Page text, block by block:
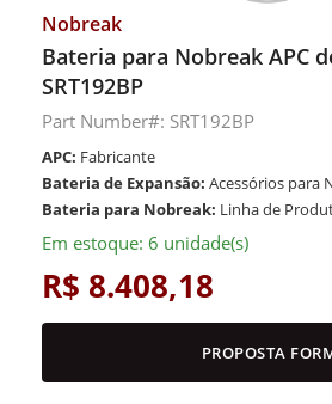
Nobreak
Bateria para Nobreak APC
SRT192BP
Part Number#: SRT192BP
APC: Fabricante
Bateria de Expansão: Acessórios para
Bateria para Nobreak: Linha de
Em estoque: 6 unidade(s)
R$ 8.408,18
PROPOSTA